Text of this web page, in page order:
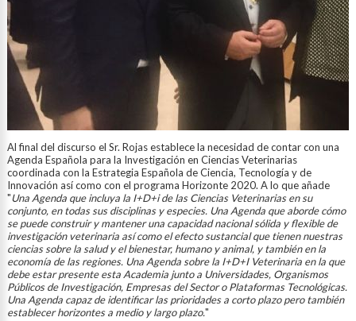
Al final del discurso el Sr. Rojas establece la necesidad de contar con una
Agenda Española para la Investigación en Ciencias Veterinarias
coordinada con la Estrategia Española de Ciencia, Tecnología y de
Innovación así como con el programa Horizonte 2020. A lo que añade
"Una Agenda que incluya la I+D+i de las Ciencias Veterinarias en su
conjunto, en todas sus disciplinas y especies. Una Agenda que aborde cómo
se puede construir y mantener una capacidad nacional sólida y flexible de
investigación veterinaria así como el efecto sustancial que tienen nuestras
ciencias sobre la salud y el bienestar, humano y animal, y también en la
economía de las regiones. Una Agenda sobre la I+D+I Veterinaria en la que
debe estar presente esta Academia junto a Universidades, Organismos
Públicos de Investigación, Empresas del Sector o Plataformas Tecnológicas.
Una Agenda capaz de identificar las prioridades a corto plazo pero también
establecer horizontes a medio y largo plazo."